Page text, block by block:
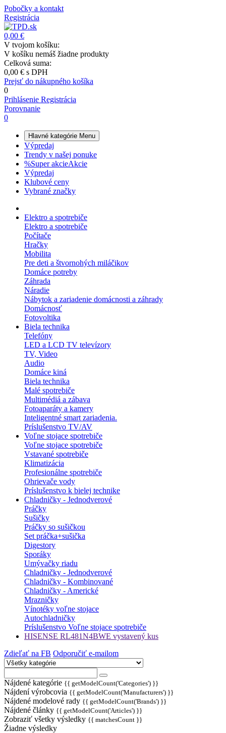
Pobočky a kontakt
Registrácia
0,00 €
V tvojom košíku:
V košíku nemáš žiadne produkty
Celková suma:
0,00 € s DPH
Prejsť do nákupného košíka
0
Prihlásenie Registrácia
Porovnanie
0
Hlavné kategórie Menu
Výpredaj
Trendy v našej ponuke
%Super akcieAkcie
Výpredaj
Klubové ceny
Vybrané značky
Elektro a spotrebiče
Elektro a spotrebiče
Počítače
Hračky
Mobilita
Pre deti a štvornohých miláčikov
Domáce potreby
Záhrada
Náradie
Nábytok a zariadenie domácnosti a záhrady
Domácnosť
Fotovoltika
Biela technika
Telefóny
LED a LCD TV televízory
TV, Video
Audio
Domáce kiná
Biela technika
Malé spotrebiče
Multimédiá a zábava
Fotoaparáty a kamery
Inteligentné smart zariadenia.
Príslušenstvo TV/AV
Voľne stojace spotrebiče
Voľne stojace spotrebiče
Vstavané spotrebiče
Klimatizácia
Profesionálne spotrebiče
Ohrievače vody
Príslušenstvo k bielej technike
Chladničky - Jednodverové
Práčky
Sušičky
Práčky so sušičkou
Set práčka+sušička
Digestory
Sporáky
Umývačky riadu
Chladničky - Jednodverové
Chladničky - Kombinované
Chladničky - Americké
Mrazničky
Vínotéky voľne stojace
Autochladničky
Príslušenstvo Voľne stojace spotrebiče
HISENSE RL481N4BWE vystavený kus
Zdieľať na FB Odporučiť e-mailom
Nájdené kategórie {{ getModelCount('Categories') }}
Nájdení výrobcovia {{ getModelCount('Manufacturers') }}
Nájdené modelové rady {{ getModelCount('Brands') }}
Nájdené články {{ getModelCount('Articles') }}
Zobraziť všetky výsledky {{ matchesCount }}
Žiadne výsledky